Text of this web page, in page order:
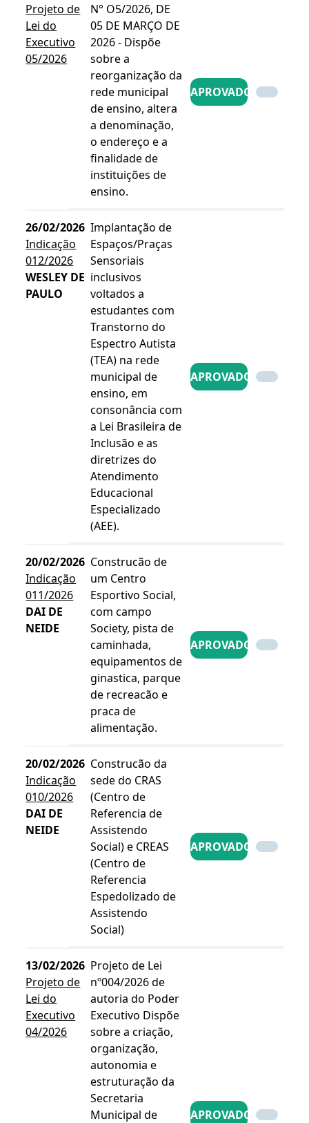
Projeto de
Lei do
Executivo
05/2026
N° O5/2026, DE
05 DE MARÇO DE
2026 - Dispõe
sobre a
reorganização da
rede municipal
de ensino, altera
a denominação,
o endereço e a
finalidade de
instituições de
ensino.
APROVADO
26/02/2026
Indicação
012/2026
WESLEY DE
PAULO
Implantação de
Espaços/Praças
Sensoriais
inclusivos
voltados a
estudantes com
Transtorno do
Espectro Autista
(TEA) na rede
municipal de
ensino, em
consonância com
a Lei Brasileira de
Inclusão e as
diretrizes do
Atendimento
Educacional
Especializado
(AEE).
APROVADO
20/02/2026
Indicação
011/2026
DAI DE
NEIDE
Construcão de
um Centro
Esportivo Social,
com campo
Society, pista de
caminhada,
equipamentos de
ginastica, parque
de recreacão e
praca de
alimentação.
APROVADO
20/02/2026
Indicação
010/2026
DAI DE
NEIDE
Construcão da
sede do CRAS
(Centro de
Referencia de
Assistendo
Social) e CREAS
(Centro de
Referencia
Espedolizado de
Assistendo
Social)
APROVADO
13/02/2026
Projeto de
Lei do
Executivo
04/2026
Projeto de Lei
nº004/2026 de
autoria do Poder
Executivo Dispõe
sobre a criação,
organização,
autonomia e
estruturação da
Secretaria
Municipal de
APROVADO